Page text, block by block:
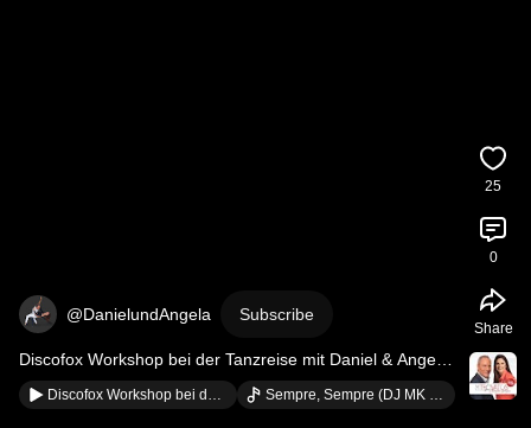
@DanielundAngela Subscribe
Discofox Workshop bei der Tanzreise mit Daniel & Angela
im Hotel Amarina Abu Soma in Safaga Ägypten
Discofox Workshop bei der Tanzreise mit Daniel & Angela im Hotel Amarina Abu Soma in Safaga Ägypten Sempre, Sempre (DJ MK Fox Mix) · Die Trovatos
25
0
Share